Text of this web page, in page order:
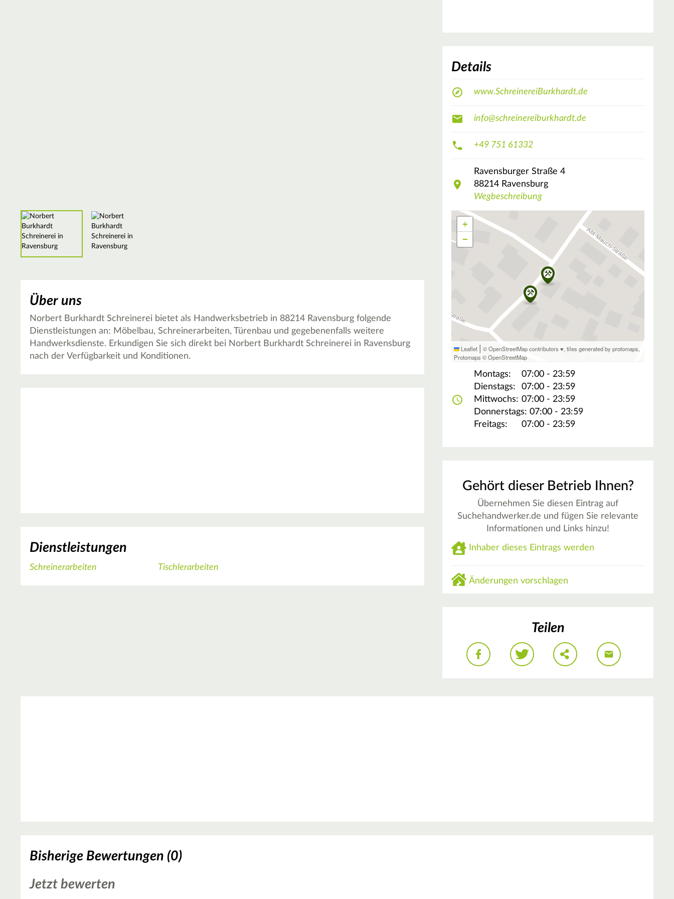
Über uns
Norbert Burkhardt Schreinerei bietet als Handwerksbetrieb in 88214 Ravensburg folgende
Dienstleistungen an: Möbelbau, Schreinerarbeiten, Türenbau und gegebenenfalls weitere
Handwerksdienste. Erkundigen Sie sich direkt bei Norbert Burkhardt Schreinerei in Ravensburg
nach der Verfügbarkeit und Konditionen.
Dienstleistungen
Schreinerarbeiten Tischlerarbeiten
Details
www.SchreinereiBurkhardt.de
info@schreinereiburkhardt.de
+49 751 61332
Ravensburger Straße 4
88214 Ravensburg
Wegbeschreibung
+
−
Leaflet | © OpenStreetMap contributors ♥,tiles generated by protomaps
Protomaps ©OpenStreetMap
Montags:
07:00 - 23:59
Dienstags:
07:00 - 23:59
Mittwochs: 07:00 - 23:59
Donnerstags: 07:00 - 23:59
Freitags:
07:00 - 23:59
Gehört dieser Betrieb Ihnen?
Übernehmen Sie diesen Eintrag auf
Suchehandwerker.de und fügen Sie relevante
Informationen und Links hinzu!
Inhaber dieses Eintrags werden
Änderungen vorschlagen
Teilen
Bisherige Bewertungen (0)
Jetzt bewerten